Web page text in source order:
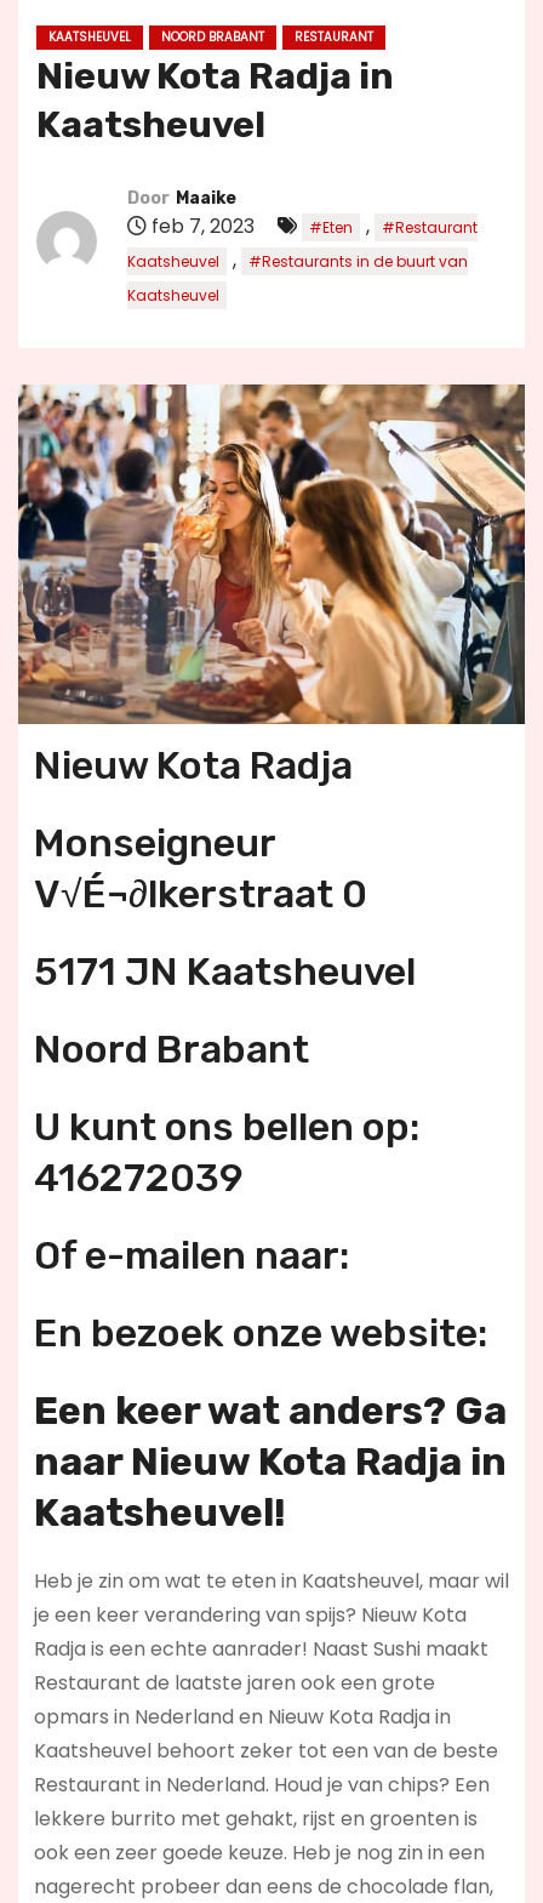
KAATSHEUVEL NOORD BRABANT RESTAURANT
Nieuw Kota Radja in
Kaatsheuvel
Door Maaike
feb 7, 2023 #Eten ,
#Restaurant
Kaatsheuvel
,
#Restaurants in de buurt van
Kaatsheuvel
Nieuw Kota Radja
Monseigneur
V√É¬∂lkerstraat 0
5171 JN Kaatsheuvel
Noord Brabant
U kunt ons bellen op:
416272039
Of e-mailen naar:
En bezoek onze website:
Een keer wat anders? Ga
naar Nieuw Kota Radja in
Kaatsheuvel!
Heb je zin om wat te eten in Kaatsheuvel, maar wil
je een keer verandering van spijs? Nieuw Kota
Radja is een echte aanrader! Naast Sushi maakt
Restaurant de laatste jaren ook een grote
opmars in Nederland en Nieuw Kota Radja in
Kaatsheuvel behoort zeker tot een van de beste
Restaurant in Nederland. Houd je van chips? Een
lekkere burrito met gehakt, rijst en groenten is
ook een zeer goede keuze. Heb je nog zin in een
nagerecht probeer dan eens de chocolade flan,